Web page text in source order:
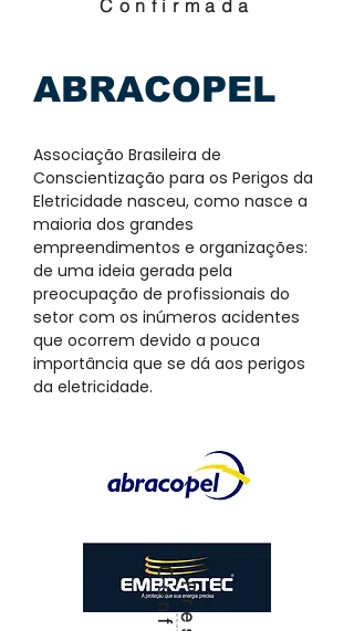
Confirmada
ABRACOPEL
Associação Brasileira de
Conscientização para os Perigos da
Eletricidade nasceu, como nasce a
maioria dos grandes
empreendimentos e organizações:
de uma ideia gerada pela
preocupação de profissionais do
setor com os inúmeros acidentes
que ocorrem devido a pouca
importância que se dá aos perigos
da eletricidade.